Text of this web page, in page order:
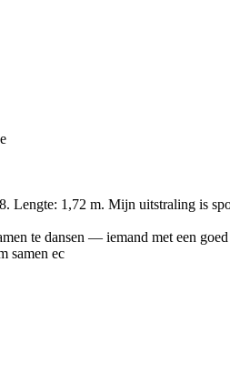
Lengte: 1,72 m. Mijn uitstraling is
te dansen — iemand met een
samen ec